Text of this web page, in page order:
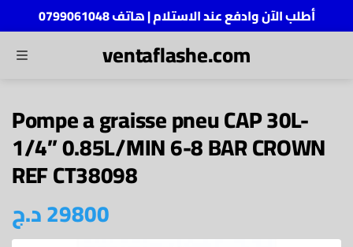
أطلب الآن وادفع عند الاستلام | هاتف 0799061048
MENU ventaflashe.com
Pompe a graisse pneu CAP 30L-
1/4” 0.85L/MIN 6-8 BAR CROWN
REF CT38098
29800د.ج